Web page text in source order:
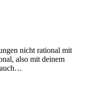
nicht rational mit
also mit deinem
auch…